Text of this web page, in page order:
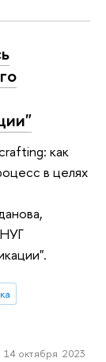
как
в целях
14 октября 2023